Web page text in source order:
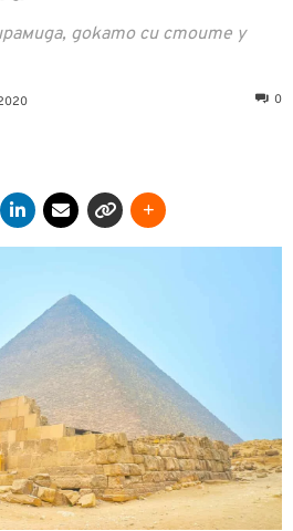
докато си стоите у
0